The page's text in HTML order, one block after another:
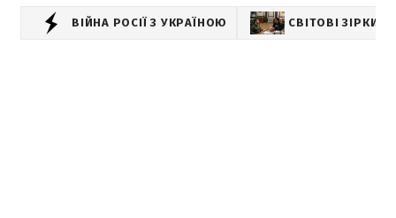
ВІЙНА РОСІЇ З УКРАЇНОЮ СВІТОВІ ЗІРКИ